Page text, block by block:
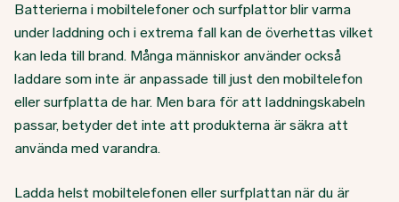
Batterierna i mobiltelefoner och surfplattor blir varma
under laddning och i extrema fall kan de överhettas vilket
kan leda till brand. Många människor använder också
laddare som inte är anpassade till just den mobiltelefon
eller surfplatta de har. Men bara för att laddningskabeln
passar, betyder det inte att produkterna är säkra att
använda med varandra.
Ladda helst mobiltelefonen eller surfplattan när du är